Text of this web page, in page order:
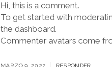
Hi, this is a comment.
To get started with
the dashboard.
Commenter avatars come
MARZO 9, 2022 RESPONDER